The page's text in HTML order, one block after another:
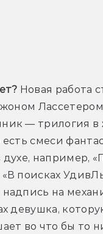
Новая работа
— трилогия в
есть смеси
духе, например,
поисках
на
девушка,
во что бы то